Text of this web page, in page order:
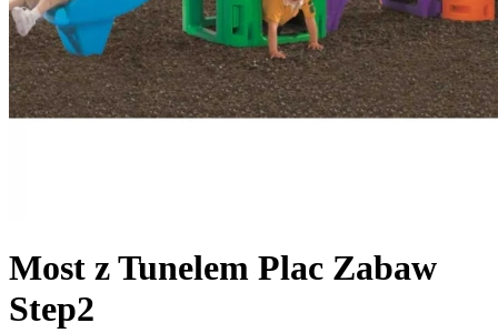
Most z Tunelem Plac Zabaw
Step2